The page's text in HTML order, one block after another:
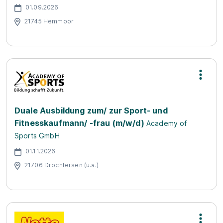
01.09.2026
21745 Hemmoor
Duale Ausbildung zum/ zur Sport- und
Fitnesskaufmann/ -frau (m/w/d) Academy of
Sports GmbH
01.11.2026
21706 Drochtersen (u.a.)